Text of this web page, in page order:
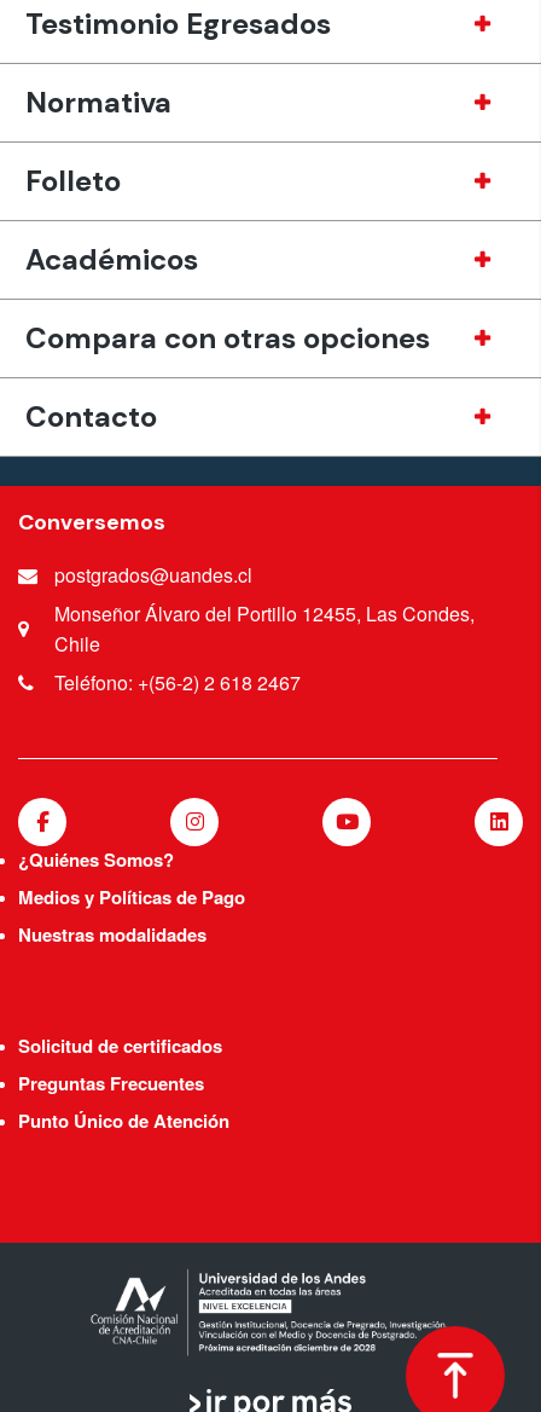
Testimonio Egresados
Normativa
Folleto
Académicos
Compara con otras opciones
Contacto
Conversemos
postgrados@uandes.cl
Monseñor Álvaro del Portillo 12455, Las Condes,
Chile
Teléfono: +(56-2) 2 618 2467
¿Quiénes Somos?
Medios y Políticas de Pago
Nuestras modalidades
Solicitud de certificados
Preguntas Frecuentes
Punto Único de Atención